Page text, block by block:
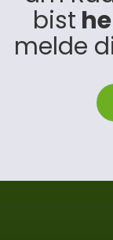
bist
melde